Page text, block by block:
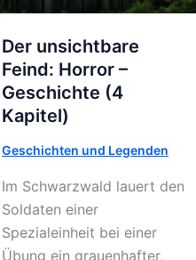
Der unsichtbare
Feind: Horror –
Geschichte (4
Kapitel)
Geschichten und Legenden
Im Schwarzwald lauert den
Soldaten einer
Spezialeinheit bei einer
Übung ein grauenhafter,